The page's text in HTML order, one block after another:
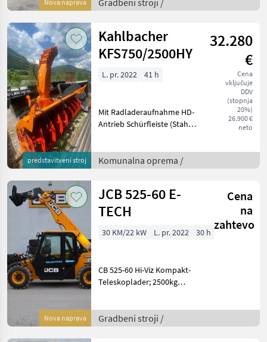
Nova naprava
shranjevanje v kabini z
Gradbeni stroji /
predstavitveni stroj
Kahlbacher
KFS750/2500HY
32.280
€
Cena
vključuje
DDV
(stopnja
20%)
26.900 €
neto
L. pr. 2022 41 h
Mit Radladeraufnahme HD-
Antrieb Schürfleiste (Stahl)
Auswurfkamin mit. hydr. 4
fach Blende Zusätzlicher
Komunalna oprema /
Nova naprava
JCB 525-60 E-
TECH
Cena
na
zahtevo
30 KM/22 kW L. pr. 2022 30 h
CB 525-60 Hi-Viz Kompakt-
Teleskoplader; 2500kg
Fahrantrieb 15km/h;
80l/min Zahnradpumpe; ,
Gradbeni stroji /